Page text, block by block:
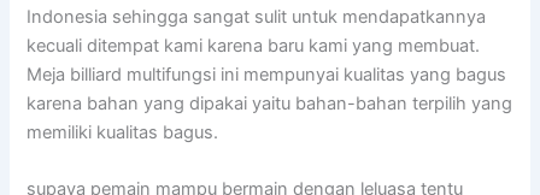
Indonesia sehingga sangat sulit untuk mendapatkannya
kecuali ditempat kami karena baru kami yang membuat.
Meja billiard multifungsi ini mempunyai kualitas yang bagus
karena bahan yang dipakai yaitu bahan-bahan terpilih yang
memiliki kualitas bagus.
supaya pemain mampu bermain dengan leluasa tentu